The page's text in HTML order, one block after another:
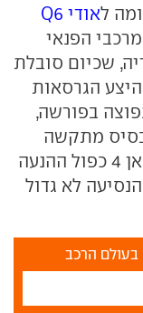
אודי Q6
הפנאי
שכיום סובלת
הגרסאות
בפורשה,
מתקשה
להצדיק עצמה. שכן בהשוואה למקאן 4 כפול ההנעה
לא גדול
בעולם הרכב